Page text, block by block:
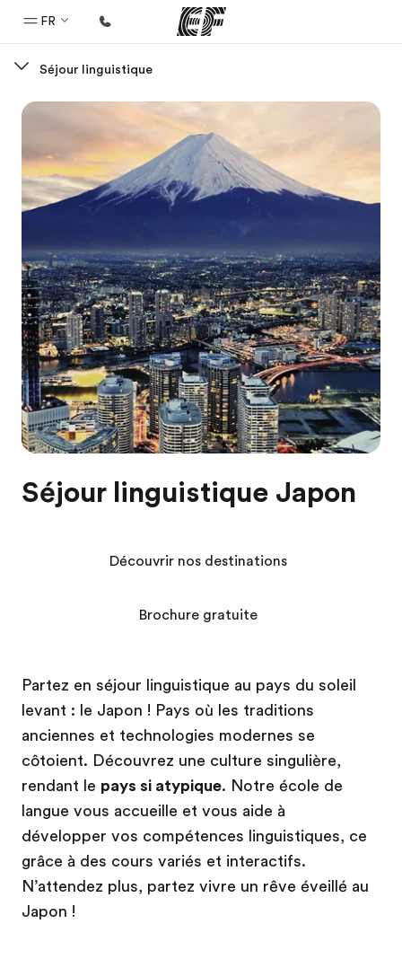
FR
Bienvenue chez EF
Programmes
Nos offres
Bureaux
A propos de nous
Qui sommes-nous ?
EF recrute
Rejoignez nos équipes
Séjour linguistique
Séjour linguistique Japon
Partez en séjour linguistique au pays du soleil
levant : le Japon ! Pays où les traditions
anciennes et technologies modernes se
côtoient. Découvrez une culture singulière,
rendant le pays si atypique. Notre école de
langue vous accueille et vous aide à
développer vos compétences linguistiques, ce
grâce à des cours variés et interactifs.
N’attendez plus, partez vivre un rêve éveillé au
Japon !
Découvrir nos destinations
Brochure gratuite